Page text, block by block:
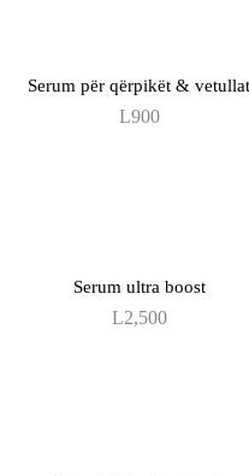
Serum për qërpikët & vetullat
L900
Serum ultra boost
L2,500